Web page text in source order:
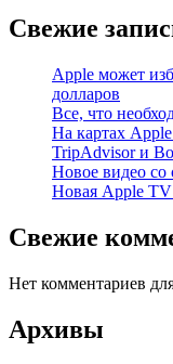
Свежие
Apple может
долларов
Все, что
На картах
TripAdvisor и
Новое видео со
Новая Apple TV
Свежие
Нет комментариев
Архивы